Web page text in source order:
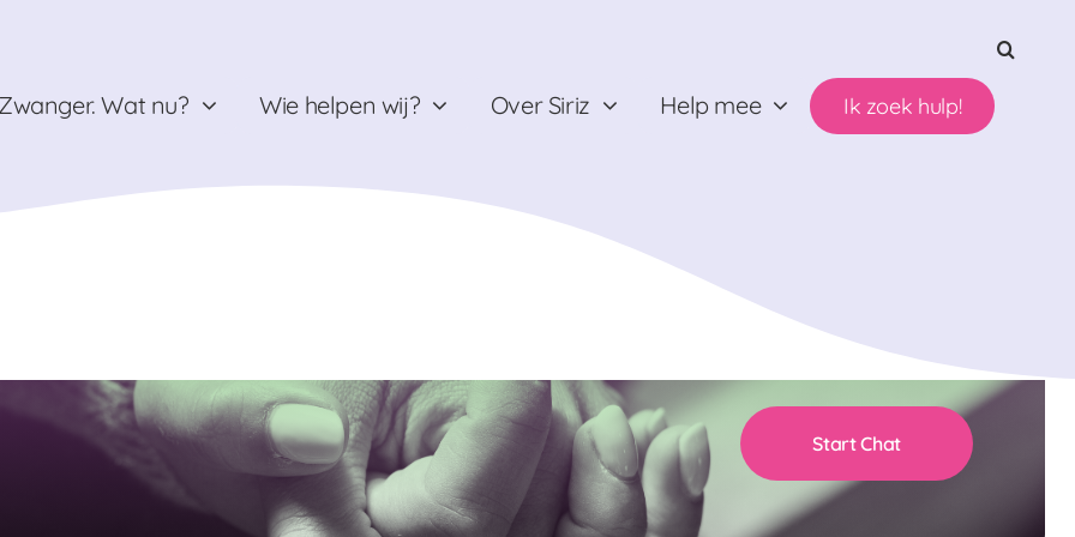
Zwanger. Wat nu? Wie helpen wij? Over Siriz Help mee Ik zoek hulp!
Start Chat